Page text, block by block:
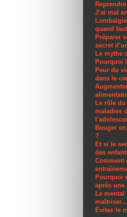
J’ai mal
quand
Préparer
secret
Le mythe
Pourquoi
Peur du
dans le
Le rôle
maladies
Bouger
?
Et si le
des
Comment
Pourquoi
après
Le mental
Évitez le